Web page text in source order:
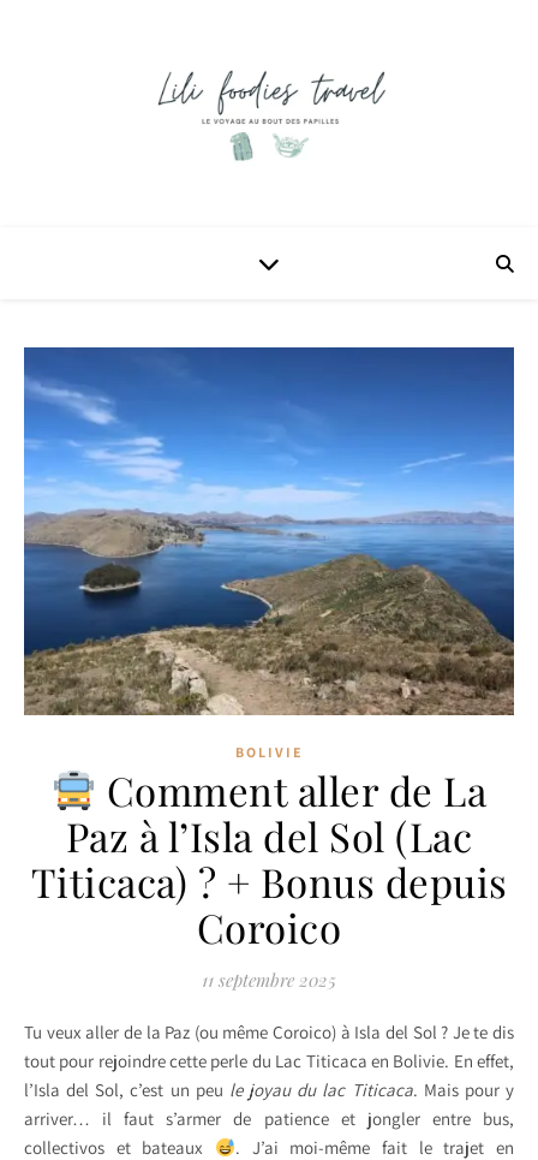
BOLIVIE
Comment aller de La
Paz à l’Isla del Sol (Lac
Titicaca) ? + Bonus depuis
Coroico
11 septembre 2025
Tu veux aller de la Paz (ou même Coroico) à Isla del Sol ? Je te dis
tout pour rejoindre cette perle du Lac Titicaca en Bolivie. En effet,
l’Isla del Sol, c’est un peu le joyau du lac Titicaca. Mais pour y
arriver… il faut s’armer de patience et jongler entre bus,
collectivos et bateaux
. J’ai moi-même fait le trajet en